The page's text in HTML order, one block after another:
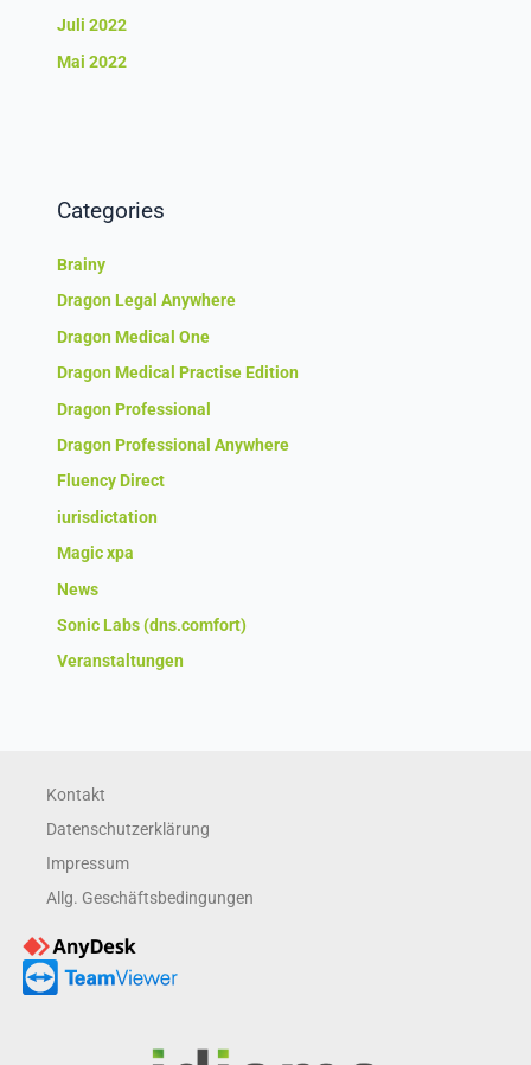
Juli 2022
Mai 2022
Categories
Brainy
Dragon Legal Anywhere
Dragon Medical One
Dragon Medical Practise Edition
Dragon Professional
Dragon Professional Anywhere
Fluency Direct
iurisdictation
Magic xpa
News
Sonic Labs (dns.comfort)
Veranstaltungen
Kontakt
Datenschutzerklärung
Impressum
Allg. Geschäftsbedingungen